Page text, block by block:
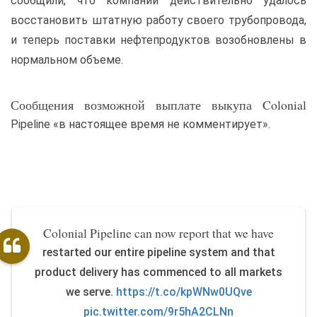
восстановить штатную работу своего трубопровода,
и теперь поставки нефтепродуктов возобновлены в
нормальном объеме.
Сообщения возможной выплате выкупа Colonial
Pipeline «в настоящее время не комментирует».
Colonial Pipeline can now report that we have
restarted our entire pipeline system and that
product delivery has commenced to all markets
we serve. https://t.co/kpWNw0UQve
pic.twitter.com/9r5hA2CLNn